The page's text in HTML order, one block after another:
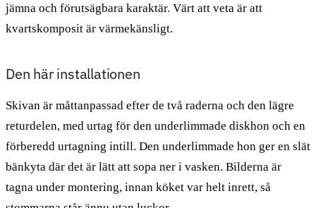
jämna och förutsägbara karaktär. Värt att veta är att
kvartskomposit är värmekänsligt.
Den här installationen
Skivan är måttanpassad efter de två raderna och den lägre
returdelen, med urtag för den underlimmade diskhon och en
förberedd urtagning intill. Den underlimmade hon ger en slät
bänkyta där det är lätt att sopa ner i vasken. Bilderna är
tagna under montering, innan köket var helt inrett, så